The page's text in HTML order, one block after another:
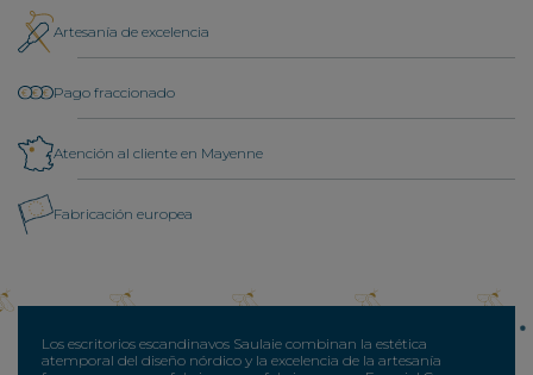
Artesanía de excelencia
Pago fraccionado
Atención al cliente en Mayenne
Fabricación europea
Los escritorios escandinavos Saulaie combinan la estética
atemporal del diseño nórdico y la excelencia de la artesanía